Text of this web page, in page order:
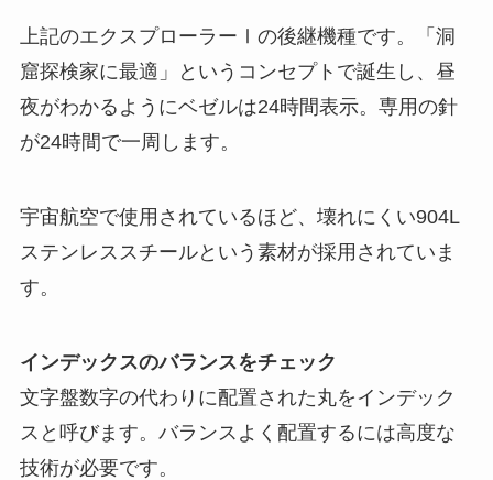
上記のエクスプローラーⅠの後継機種です。「洞
窟探検家に最適」というコンセプトで誕生し、昼
夜がわかるようにベゼルは24時間表示。専用の針
が24時間で一周します。
宇宙航空で使用されているほど、壊れにくい904L
ステンレススチールという素材が採用されていま
す。
インデックスのバランスをチェック
文字盤数字の代わりに配置された丸をインデック
スと呼びます。バランスよく配置するには高度な
技術が必要です。